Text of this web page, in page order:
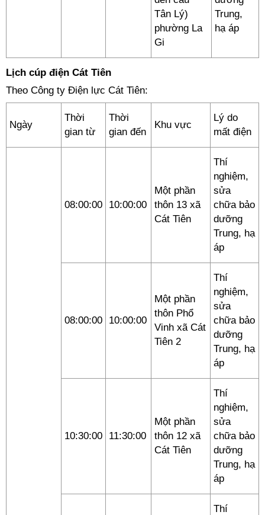
Tân Lý)
phường La
Gi
Trung,
hạ áp
Lịch cúp điện Cát Tiên
Theo Công ty Điện lực Cát Tiên:
Ngày
Thời
gian từ
Thời
gian đến
Khu vực
Lý do
mất điện
08:00:00 10:00:00
Một phần
thôn 13 xã
Cát Tiên
Thí
nghiệm,
sửa
chữa bảo
dưỡng
Trung, hạ
áp
08:00:00 10:00:00
Một phần
thôn Phổ
Vinh xã Cát
Tiên 2
Thí
nghiệm,
sửa
chữa bảo
dưỡng
Trung, hạ
áp
10:30:00 11:30:00
Một phần
thôn 12 xã
Cát Tiên
Thí
nghiệm,
sửa
chữa bảo
dưỡng
Trung, hạ
áp
Thí